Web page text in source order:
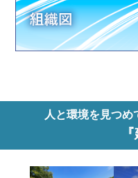
人と環境を見つ